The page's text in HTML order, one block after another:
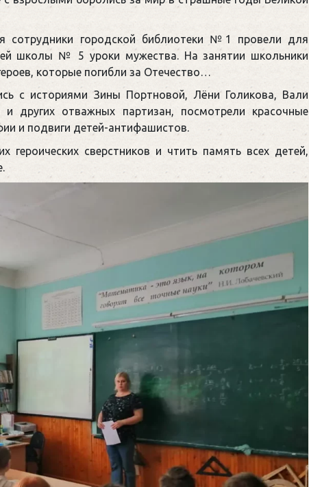
сотрудники городской библиотеки №1 провели для
школы № 5 уроки мужества. На занятии школьники
которые погибли за Отечество…
с историями Зины Портновой, Лёни Голикова, Вали
других отважных партизан, посмотрели красочные
и подвиги детей-антифашистов.
героических сверстников и чтить память всех детей,